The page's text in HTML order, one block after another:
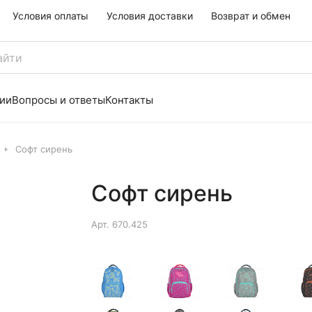
Условия оплаты Условия доставки Возврат и обмен
Вопросы и ответыКонтакты
Софт сирень
Софт сирень
Арт. 670.425